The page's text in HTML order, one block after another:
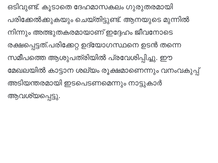
ഒടിവുണ്ട്. കൂടാതെ ദേഹമാസകലം ഗുരുതരമായി
പരിക്കേൽക്കുകയും ചെയ്തിട്ടുണ്ട്. ആനയുടെ മുന്നിൽ
നിന്നും അത്ഭുതകരമായാണ് ഇദ്ദേഹം ജീവനോടെ
രക്ഷപ്പെട്ടത്.പരിക്കേറ്റ ഉദ്യോഗസ്ഥനെ ഉടൻ തന്നെ
സമീപത്തെ ആശുപത്രിയിൽ പ്രവേശിപ്പിച്ചു. ഈ
മേഖലയിൽ കാട്ടാന ശല്യം രൂക്ഷമാണെന്നും വനംവകുപ്പ്
അടിയന്തരമായി ഇടപെടണമെന്നും നാട്ടുകാർ
ആവശ്യപ്പെട്ടു.